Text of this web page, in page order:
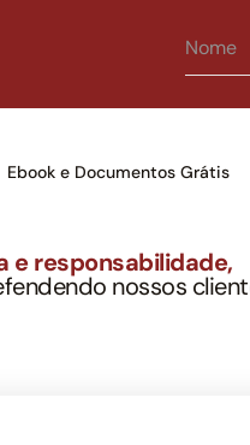
Ebook e Documentos Grátis
e responsabilidade,
nossos
LLC, tampouco oferece
a legislação vigente e o